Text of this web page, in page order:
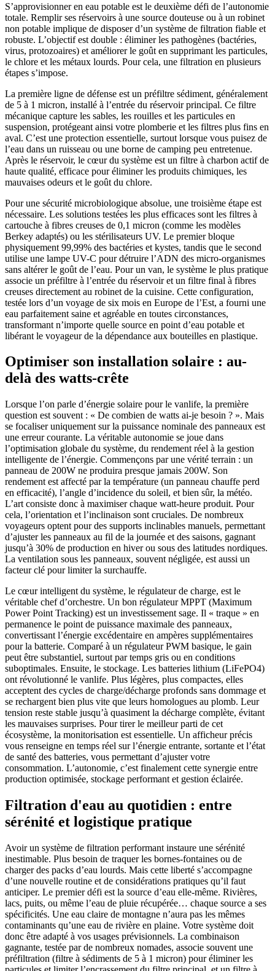
S’approvisionner en eau potable est le deuxième défi de l’autonomie
totale. Remplir ses réservoirs à une source douteuse ou à un robinet
non potable implique de disposer d’un système de filtration fiable et
robuste. L’objectif est double : éliminer les pathogènes (bactéries,
virus, protozoaires) et améliorer le goût en supprimant les particules,
le chlore et les métaux lourds. Pour cela, une filtration en plusieurs
étapes s’impose.
La première ligne de défense est un préfiltre sédiment, généralement
de 5 à 1 micron, installé à l’entrée du réservoir principal. Ce filtre
mécanique capture les sables, les rouilles et les particules en
suspension, protégeant ainsi votre plomberie et les filtres plus fins en
aval. C’est une protection essentielle, surtout lorsque vous puisez de
l’eau dans un ruisseau ou une borne de camping peu entretenue.
Après le réservoir, le cœur du système est un filtre à charbon actif de
haute qualité, efficace pour éliminer les produits chimiques, les
mauvaises odeurs et le goût du chlore.
Pour une sécurité microbiologique absolue, une troisième étape est
nécessaire. Les solutions testées les plus efficaces sont les filtres à
cartouche à fibres creuses de 0,1 micron (comme les modèles
Berkey adaptés) ou les stérilisateurs UV. Le premier bloque
physiquement 99,99% des bactéries et kystes, tandis que le second
utilise une lampe UV-C pour détruire l’ADN des micro-organismes
sans altérer le goût de l’eau. Pour un van, le système le plus pratique
associe un préfiltre à l’entrée du réservoir et un filtre final à fibres
creuses directement au robinet de la cuisine. Cette configuration,
testée lors d’un voyage de six mois en Europe de l’Est, a fourni une
eau parfaitement saine et agréable en toutes circonstances,
transformant n’importe quelle source en point d’eau potable et
libérant le voyageur de la dépendance aux bouteilles en plastique.
Optimiser son installation solaire : au-
delà des watts-crête
Lorsque l’on parle d’énergie solaire pour le vanlife, la première
question est souvent : « De combien de watts ai-je besoin ? ». Mais
se focaliser uniquement sur la puissance nominale des panneaux est
une erreur courante. La véritable autonomie se joue dans
l’optimisation globale du système, du rendement réel à la gestion
intelligente de l’énergie. Commençons par une vérité terrain : un
panneau de 200W ne produira presque jamais 200W. Son
rendement est affecté par la température (un panneau chauffe perd
en efficacité), l’angle d’incidence du soleil, et bien sûr, la météo.
L’art consiste donc à maximiser chaque watt-heure produit. Pour
cela, l’orientation et l’inclinaison sont cruciales. De nombreux
voyageurs optent pour des supports inclinables manuels, permettant
d’ajuster les panneaux au fil de la journée et des saisons, gagnant
jusqu’à 30% de production en hiver ou sous des latitudes nordiques.
La ventilation sous les panneaux, souvent négligée, est aussi un
facteur clé pour limiter la surchauffe.
Le cœur intelligent du système, le régulateur de charge, est le
véritable chef d’orchestre. Un bon régulateur MPPT (Maximum
Power Point Tracking) est un investissement sage. Il « traque » en
permanence le point de puissance maximale des panneaux,
convertissant l’énergie excédentaire en ampères supplémentaires
pour la batterie. Comparé à un régulateur PWM basique, le gain
peut être substantiel, surtout par temps gris ou en conditions
suboptimales. Ensuite, le stockage. Les batteries lithium (LiFePO4)
ont révolutionné le vanlife. Plus légères, plus compactes, elles
acceptent des cycles de charge/décharge profonds sans dommage et
se rechargent bien plus vite que leurs homologues au plomb. Leur
tension reste stable jusqu’à quasiment la décharge complète, évitant
les mauvaises surprises. Pour tirer le meilleur parti de cet
écosystème, la monitorisation est essentielle. Un afficheur précis
vous renseigne en temps réel sur l’énergie entrante, sortante et l’état
de santé des batteries, vous permettant d’ajuster votre
consommation. L’autonomie, c’est finalement cette synergie entre
production optimisée, stockage performant et gestion éclairée.
Filtration d'eau au quotidien : entre
sérénité et logistique pratique
Avoir un système de filtration performant instaure une sérénité
inestimable. Plus besoin de traquer les bornes-fontaines ou de
charger des packs d’eau lourds. Mais cette liberté s’accompagne
d’une nouvelle routine et de considérations pratiques qu’il faut
anticiper. Le premier défi est la source d’eau elle-même. Rivières,
lacs, puits, ou même l’eau de pluie récupérée… chaque source a ses
spécificités. Une eau claire de montagne n’aura pas les mêmes
contaminants qu’une eau de rivière en plaine. Votre système doit
donc être adapté à vos usages prévisionnels. La combinaison
gagnante, testée par de nombreux nomades, associe souvent une
préfiltration (filtre à sédiments de 5 à 1 micron) pour éliminer les